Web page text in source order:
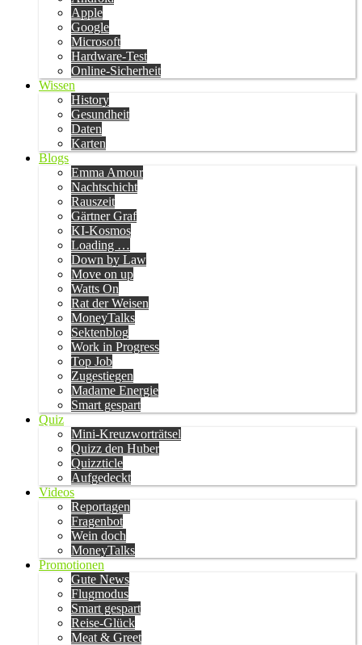
Apple
Google
Microsoft
Hardware-Test
Online-Sicherheit
Wissen
History
Gesundheit
Daten
Karten
Blogs
Emma Amour
Nachtschicht
Rauszeit
Gärtner Graf
KI-Kosmos
Loading …
Down by Law
Move on up
Watts On
Rat der Weisen
MoneyTalks
Sektenblog
Work in Progress
Top Job
Zugestiegen
Madame Energie
Smart gespart
Quiz
Mini-Kreuzworträtsel
Quizz den Huber
Quizzticle
Aufgedeckt
Videos
Reportagen
Fragenbot
Wein doch
MoneyTalks
Promotionen
Gute News
Flugmodus
Smart gespart
Reise-Glück
Meat & Greet